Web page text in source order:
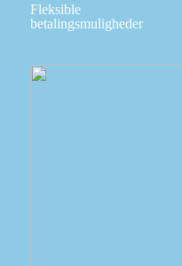
Fleksible
betalingsmuligheder